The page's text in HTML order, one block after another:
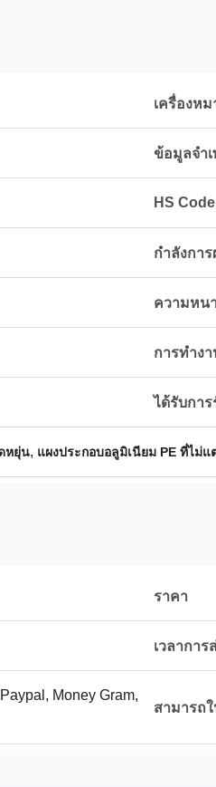
เครื่องห
ข้อมูลจำเ
HS
กำลังการ
ความหน
การทำงา
ได้รับการ
หยุ่น, แผงประกอบอลูมิเนียม PE ที่ไม่แ
ราคา
เวลาการ
Money Gram,
สามารถ